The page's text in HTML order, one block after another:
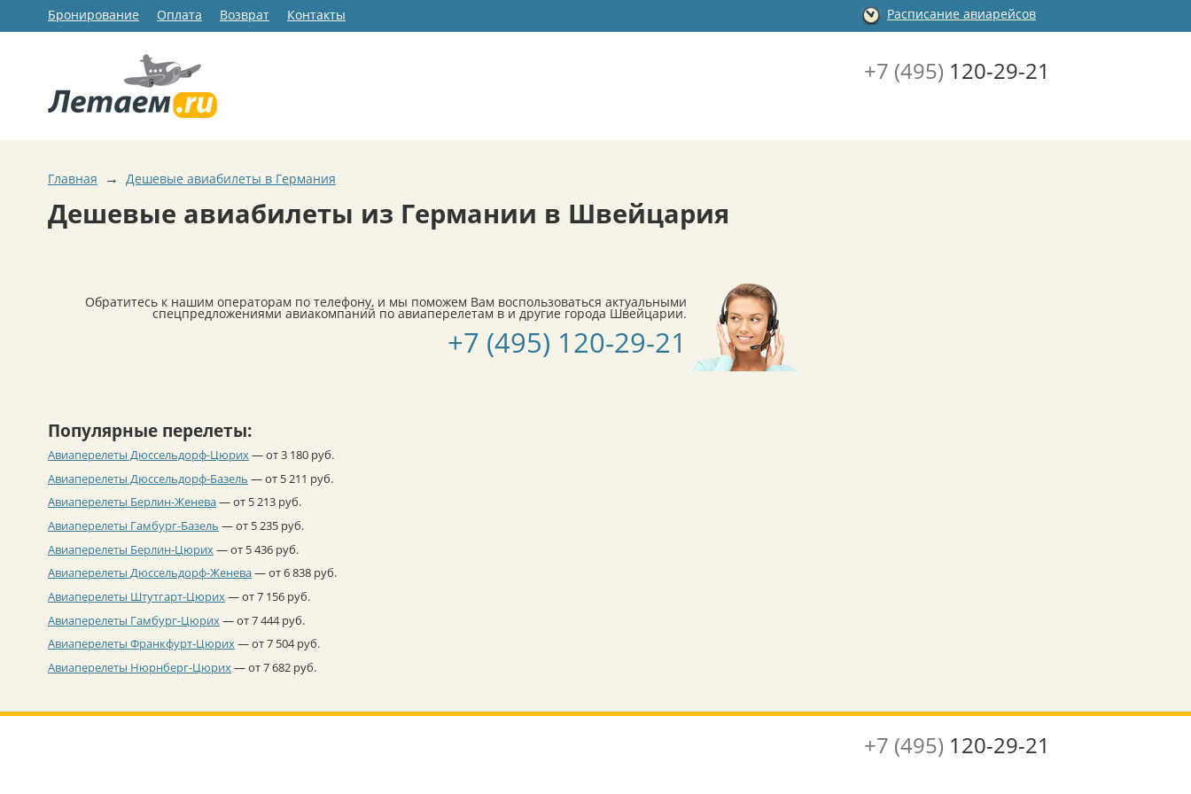
Бронирование Оплата Возврат Контакты Расписание авиарейсов
+7 (495) 120-29-21
Главная → Дешевые авиабилеты в Германия
Дешевые авиабилеты из Германии в Швейцария
Обратитесь к нашим операторам по телефону, и мы поможем Вам воспользоваться актуальными
спецпредложениями авиакомпаний по авиаперелетам в и другие города Швейцарии.
+7 (495) 120-29-21
Популярные перелеты:
Авиаперелеты Дюссельдорф-Цюрих— от 3 180 руб.
Авиаперелеты Дюссельдорф-Базель — от 5 211 руб.
Авиаперелеты Берлин-Женева— от 5 213 руб.
Авиаперелеты Гамбург-Базель — от 5 235 руб.
Авиаперелеты Берлин-Цюрих— от 5 436 руб.
Авиаперелеты Дюссельдорф-Женева— от 6 838 руб.
Авиаперелеты Штутгарт-Цюрих— от 7 156 руб.
Авиаперелеты Гамбург-Цюрих— от 7 444 руб.
Авиаперелеты Франкфурт-Цюрих— от 7 504 руб.
Авиаперелеты Нюрнберг-Цюрих— от 7 682 руб.
+7 (495) 120-29-21